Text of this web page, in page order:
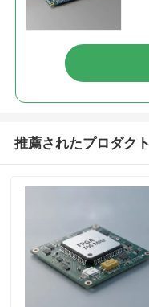
推薦されたプロダクト